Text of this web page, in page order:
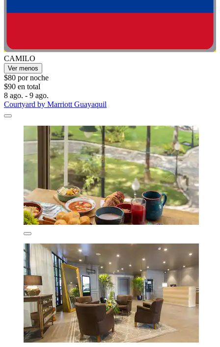
CAMILO
Ver menos
$80 por noche
$90 en total
8 ago. - 9 ago.
Courtyard by Marriott Guayaquil